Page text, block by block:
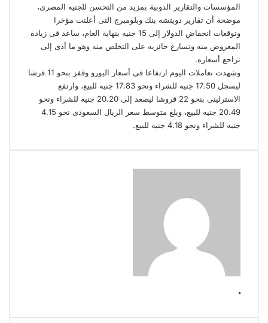
المؤسسات والتقارير الدوبية بمزيد من التحسن للجنيه المصرى،
موضحة أن تقارير دويتشه بنك وبلومبرج التى أعلنت مؤخرا
وتوقعات انخفاض الدولار إلى 15 جنيه بنهاية العام، ساعد فى زيادة
المعروض منه وتسارع حائزيه على التخلص منه وهو ما أدى إلى
تراجع أسعاره.
وشهدت تعاملات اليوم ارتفاعا فى أسعار اليورو وقفز بنحو 11 قرشا
ليسجل 17.50 جنيه للشراء ونحو 17.83 جنيه للبيع، وارتفع
الاسترلينى بنحو 22 قروشا ليصعد إلى 20.20 جنيه للشراء ونحو
20.49 جنيه للبيع، وبلغ متوسط سعر الريال السعودى نحو 4.15
جنيه للشراء ونحو 4.18 جنيه للبيع.
.